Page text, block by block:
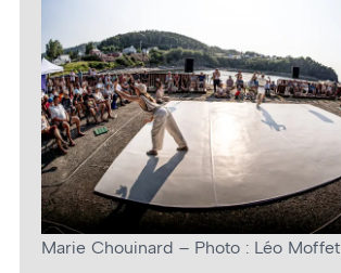
Marie Chouinard – Photo : Léo Moffet